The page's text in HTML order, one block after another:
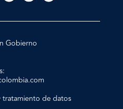
Gobierno
tratamiento de datos